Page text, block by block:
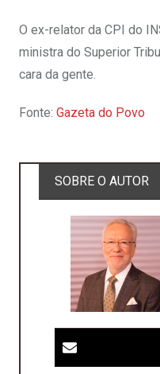
O ex-relator da CPI do
ministra do Superior
cara da gente.
Fonte: Gazeta do Povo
SOBRE O AUTOR